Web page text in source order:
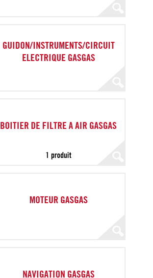
GUIDON/INSTRUMENTS/CIRCUIT
ELECTRIQUE GASGAS
BOITIER DE FILTRE A AIR GASGAS
1 produit
MOTEUR GASGAS
NAVIGATION GASGAS